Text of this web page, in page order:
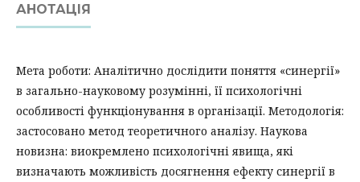
АНОТАЦІЯ
Мета роботи: Аналітично дослідити поняття «синергії»
в загально-науковому розумінні, її психологічні
особливості функціонування в організації. Методологія:
застосовано метод теоретичного аналізу. Наукова
новизна: виокремлено психологічні явища, які
визначають можливість досягнення ефекту синергії в